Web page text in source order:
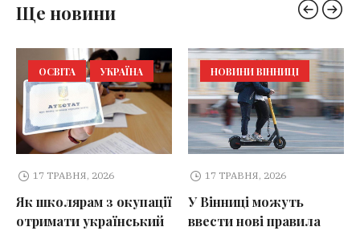
Ще новини
ОСВІТА УКРАЇНА
17 ТРАВНЯ, 2026
Як школярам з окупації
отримати український
НОВИНИ ВІННИЦІ
17 ТРАВНЯ, 2026
У Вінниці можуть
ввести нові правила